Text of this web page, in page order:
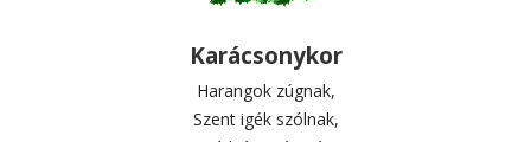
Karácsonykor
Harangok zúgnak,
Szent igék szólnak,